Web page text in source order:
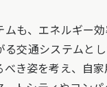
も、エネルギー
交通システムと
き姿を考え、自